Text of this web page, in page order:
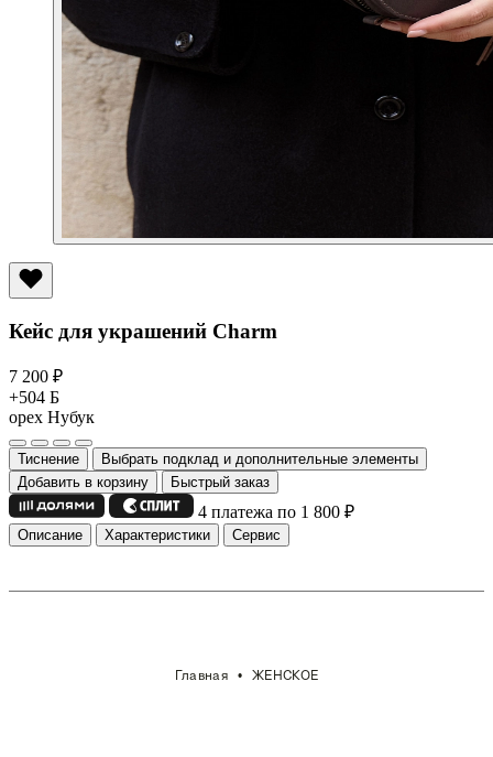
Кейс для украшений Charm
7 200 ₽
+504 Б
орех Нубук
Тиснение
Выбрать подклад и дополнительные элементы
Добавить в корзину
Быстрый заказ
4 платежа по 1 800 ₽
Описание Характеристики Сервис
Главная ЖЕНСКОЕ